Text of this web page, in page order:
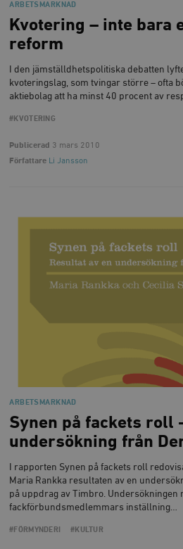
ARBETSMARKNAD
Kvotering – inte bara
reform
I den jämställdhetspolitiska debatten
kvoteringslag, som tvingar större – ofta
aktiebolag att ha minst 40 procent av
#KVOTERING
Publicerad 3 mars 2010
Författare Li Jansson
ARBETSMARKNAD
Synen på fackets roll
undersökning från
I rapporten Synen på fackets roll
Maria Rankka resultaten av en
på uppdrag av Timbro. Undersökningen
fackförbundsmedlemmars inställning…
#FÖRMYNDERI #KULTUR